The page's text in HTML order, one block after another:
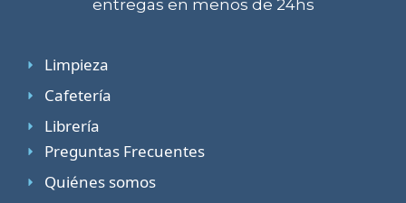
entregas en menos de 24hs
Limpieza
Cafetería
Librería
Preguntas Frecuentes
Quiénes somos